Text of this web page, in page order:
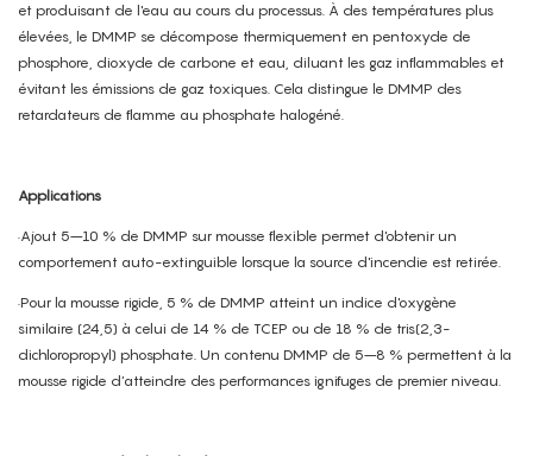
et produisant de l'eau au cours du processus. À des températures plus
élevées, le DMMP se décompose thermiquement en pentoxyde de
phosphore, dioxyde de carbone et eau, diluant les gaz inflammables et
évitant les émissions de gaz toxiques. Cela distingue le DMMP des
retardateurs de flamme au phosphate halogéné.
Applications
·Ajout 5–10 % de DMMP sur mousse flexible permet d'obtenir un
comportement auto-extinguible lorsque la source d'incendie est retirée.
·Pour la mousse rigide, 5 % de DMMP atteint un indice d'oxygène
similaire (24,5) à celui de 14 % de TCEP ou de 18 % de tris(2,3-
dichloropropyl) phosphate. Un contenu DMMP de 5–8 % permettent à la
mousse rigide d’atteindre des performances ignifuges de premier niveau.